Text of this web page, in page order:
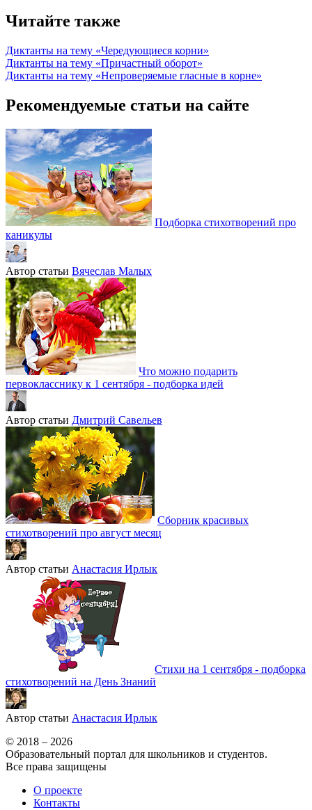
Читайте также
Диктанты на тему «Чередующиеся корни»
Диктанты на тему «Причастный оборот»
Диктанты на тему «Непроверяемые гласные в корне»
Рекомендуемые статьи на сайте
Подборка стихотворений про
каникулы
Автор статьи Вячеслав Малых
Что можно подарить
первокласснику к 1 сентября - подборка идей
Автор статьи Дмитрий Савельев
Сборник красивых
стихотворений про август месяц
Автор статьи Анастасия Ирлык
Стихи на 1 сентября - подборка
стихотворений на День Знаний
Автор статьи Анастасия Ирлык
© 2018 – 2026
Образовательный портал для школьников и студентов.
Все права защищены
О проекте
Контакты